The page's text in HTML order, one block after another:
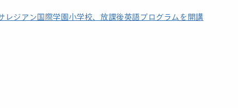
ジアン国際学園小学校、放課後英語プログラムを開講